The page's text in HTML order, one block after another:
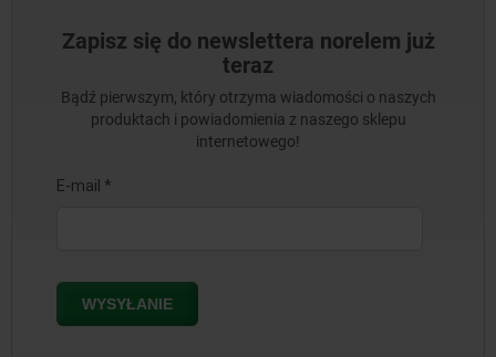
Zapisz się do newslettera norelem już
teraz
Bądź pierwszym, który otrzyma wiadomości o naszych
produktach i powiadomienia z naszego sklepu
internetowego!